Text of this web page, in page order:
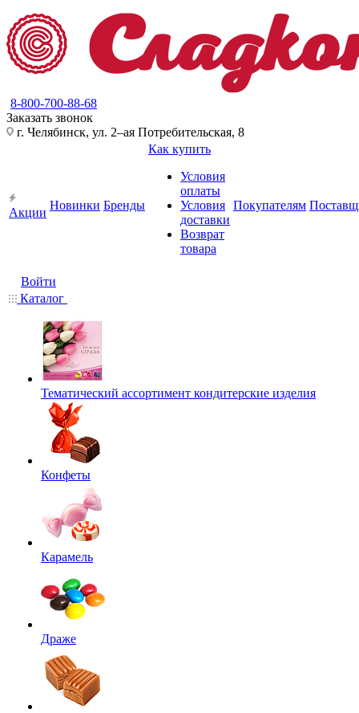
8-800-700-88-68
Заказать звонок
г. Челябинск, ул. 2–ая Потребительская, 8
Акции
Новинки Бренды
Как купить
Условия
оплаты
Условия
доставки
Возврат
товара
Покупателям
Войти
Каталог
Тематический ассортимент кондитерские изделия
Конфеты
Карамель
Драже